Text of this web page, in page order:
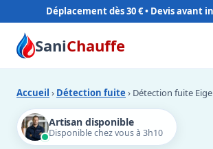
Déplacement dès 30 €
SaniChauffe
Accueil › Détection fuite › Détection fuite
Artisan disponible
Disponible chez vous à 3h10